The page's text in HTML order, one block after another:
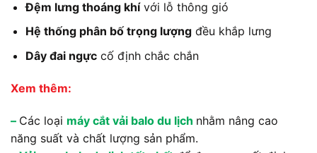
Đệm lưng thoáng khívới lỗ thông gió
Hệ thống phân bố trọng lượngđều khắp lưng
Dây đai ngựccố định chắc chắn
Xem thêm:
– Các loại máy cắt vải balo du lịch nhằm nâng cao
năng suất và chất lượng sản phẩm.